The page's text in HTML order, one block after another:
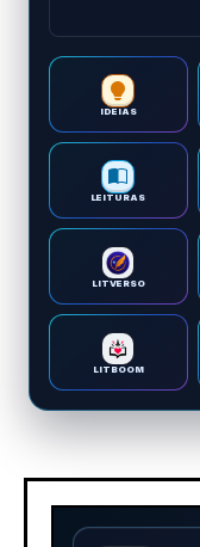
IDEIAS
LEITURAS
LITVERSO
LITBOOM